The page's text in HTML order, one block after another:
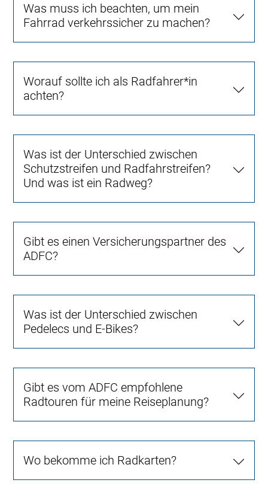
Was muss ich beachten, um mein
Fahrrad verkehrssicher zu machen?
Worauf sollte ich als Radfahrer*in
achten?
Was ist der Unterschied zwischen
Schutzstreifen und Radfahrstreifen?
Und was ist ein Radweg?
Gibt es einen Versicherungspartner des
ADFC?
Was ist der Unterschied zwischen
Pedelecs und E-Bikes?
Gibt es vom ADFC empfohlene
Radtouren für meine Reiseplanung?
Wo bekomme ich Radkarten?